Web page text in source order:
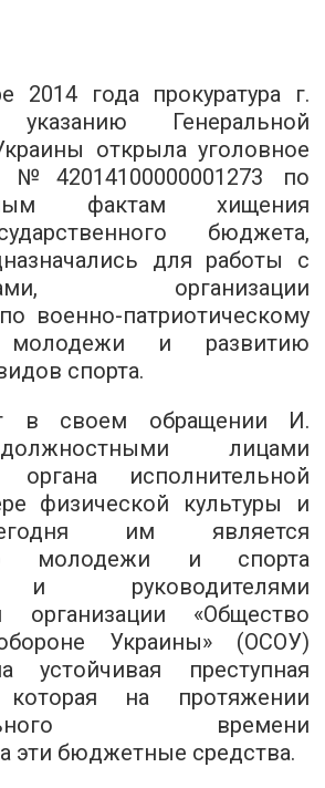
2014 года прокуратура г.
Генеральной
открыла уголовное
№42014100000001273 по
фактам хищения
бюджета,
для работы с
организации
военно-патриотическому
молодежи и развитию
спорта.
в своем обращении И.
лицами
органа исполнительной
физической культуры и
им является
молодежи и спорта
руководителями
организации «Общество
Украины» (ОСОУ)
устойчивая преступная
которая на протяжении
времени
эти бюджетные средства.